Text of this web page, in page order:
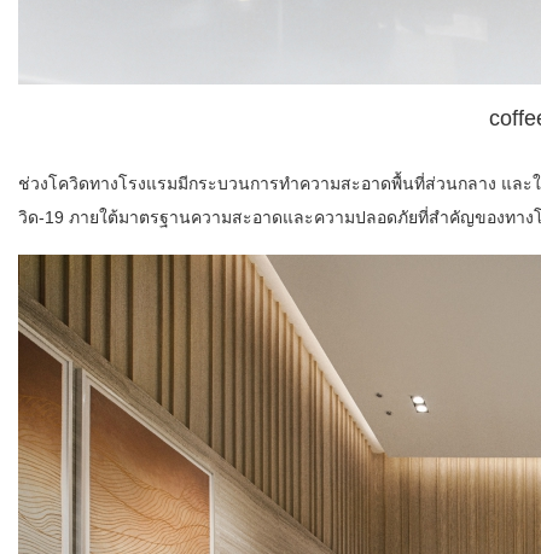
ช่วงโควิดทางโรงแรมมีกระบวนการทำความสะอาดพื้นที่ส่วนกลาง แล
วิด-19 ภายใต้มาตรฐานความสะอาดและความปลอดภัยที่สำคัญของทา